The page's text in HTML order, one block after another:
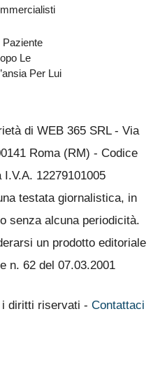
Paziente
Le
Per Lui
di WEB 365 SRL - Via
Roma (RM) - Codice
12279101005
testata giornalistica, in
senza alcuna periodicità.
un prodotto editoriale
n. 62 del 07.03.2001
diritti riservati - Contattaci